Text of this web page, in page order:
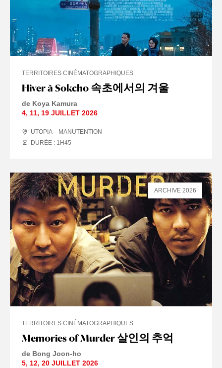
Hiver à Sokcho 속초에서의 겨울
TERRITOIRES CINÉMATOGRAPHIQUES
de Koya Kamura
4, 11, 19 JUILLET 2026
UTOPIA – MANUTENTION
DURÉE : 1 H45
Memories of Murder 살인의 추억
TERRITOIRES CINÉMATOGRAPHIQUES
de Bong Joon-ho
5, 12, 20 JUILLET 2026
ARCHIVE 2026